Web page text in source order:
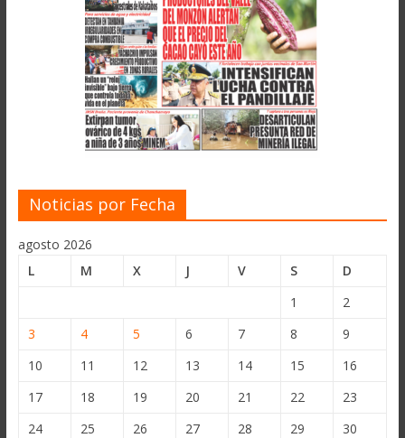
Noticias por Fecha
agosto 2026
L
M X J V S
D
1
2
3
4 5 6 7 8
9
10
11 12 13 14 15
16
17
18 19 20 21 22
23
24
25 26 27 28 29
30